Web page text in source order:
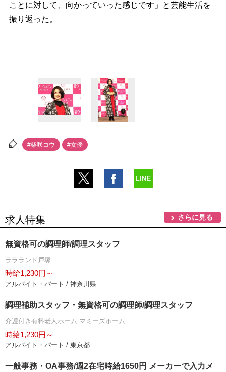
ことに対して、向かっていった感じです」と芸能生活を
振り返った。
#柴咲コウ #女優
求人特集 さらに見る
無資格可の調理師/調理スタッフ
ララランド戸塚
時給1,230円～
アルバイト・パート / 神奈川県
調理補助スタッフ・無資格可の調理師/調理スタッフ
介護付き有料老人ホーム マミーズホーム
時給1,230円～
アルバイト・パート / 東京都
一般事務・OA事務/週2在宅時給1650円 メーカーで入力メ